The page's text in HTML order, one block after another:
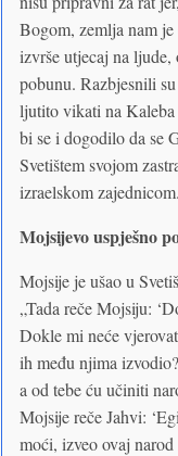
Bogom, zemlja nam
izvrše utjecaj na ljude,
pobunu. Razbjesnili
ljutito vikati na Kaleba
bi se i dogodilo da se
Svetištem svojom
izraelskom zajednicom.
Mojsijevo uspješno
Mojsije je ušao u
„Tada reče Mojsiju:
Dokle mi neće
ih među njima
a od tebe ću učiniti
Mojsije reče Jahvi:
moći, izveo ovaj